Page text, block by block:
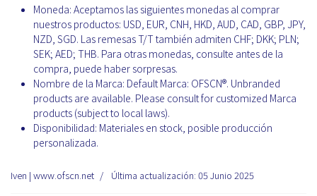
Moneda: Aceptamos las siguientes monedas al comprar
nuestros productos: USD, EUR, CNH, HKD, AUD, CAD, GBP, JPY,
NZD, SGD. Las remesas T/T también admiten CHF; DKK; PLN;
SEK; AED; THB. Para otras monedas, consulte antes de la
compra, puede haber sorpresas.
Nombre de la Marca: Default Marca: OFSCN®. Unbranded
products are available. Please consult for customized Marca
products (subject to local laws).
Disponibilidad: Materiales en stock, posible producción
personalizada.
Iven | www.ofscn.net Última actualización: 05 Junio 2025